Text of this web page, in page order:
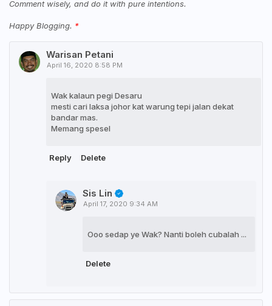
Comment wisely, and do it with pure intentions.
Happy Blogging.
Warisan Petani
April 16, 2020 8:58 PM
Wak kalaun pegi Desaru
mesti cari laksa johor kat warung tepi jalan dekat
bandar mas.
Memang spesel
Reply Delete
Sis Lin
April 17, 2020 9:34 AM
Ooo sedap ye Wak? Nanti boleh cubalah ...
Delete